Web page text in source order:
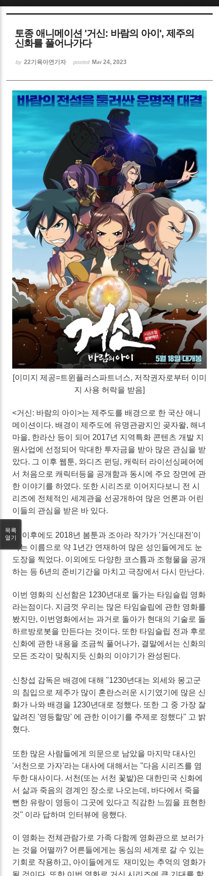
토종 애니메이션 '거신: 바람의 아이', 제주의
신화를 풀어나가다
by 22기육아연기자 posted May 24, 2023
[이미지 제공=트윈플러스파트너스, 저작권자로부터 이미
지 사용 허락을 받음]
<거신: 바람의 아이>는 제주도를 배경으로 한 국산 애니
메이션이다. 배경이 제주도에 유명관광지인 곶자왈, 해녀
마을, 한라산 등이 되어 2017년 지역특화 콘텐츠 개발 지
원사업에 선정되어 막대한 투자금을 받아 많은 관심을 받
았다. 그 이후 웹툰, 와디즈 펀딩, 캐릭터 라이선싱페어에
서 처음으로 캐릭터등을 공개함과 동시에 주요 장면에 관
한 이야기를 하였다. 또한 시리즈로 이어지다보니 전 시
리즈에 전체적인 세계관을 선공개하여 많은 언론과 어린
이들의 관심을 받은 바 있다.
그 이후에도 2018년 봄툰과 조아라 작가가 '거신대전'이
라는 이름으로 약 1년간 연재하여 많은 성인들에게도 눈
도장을 찍었다. 이외에도 다양한 코스튬과 조형물을 공개
하는 등 6년의 준비기간을 마치고 극장에서 다시 만난다.
이번 영화의 신선함은 1230년대로 돌가는 타임슬립 영화
라는점이다. 지금껏 우리는 많은 타임슬립에 관한 영화를
봤지만, 이번영화에서는 과거로 돌아가 현대의 기술로 돌
하르방로봇을 만든다는 것이다. 또한 타임슬립 전과 후로
신화에 관한 내용을 조금씩 풀어나가, 결말에서는 신화의
모든 조각이 맞춰지듯 신화의 이야기가 완성된다.
신창섭 감독은 배경에 대해 "1230년대는 외세와 몽고군
의 침입으로 제주가 많이 혼란스러운 시기였기에 많은 신
화가 나와 배경을 1230년대로 정했다. 또한 그 중 가장 잘
알려진 '영등할망' 에 관한 이야기를 주제로 정했다" 고 밝
혔다.
또한 많은 사람들에게 의문으로 남았을 마지막 대사인
'서천으로 가자'라는 대사에 대해서는 "다음 시리즈를 염
두한 대사이다. 서천(또는 서천 꽃밭)은 대한민국 신화에
서 삶과 죽음의 경계인 장소로 나오는데, 바다에서 죽을
뻔한 유랑이 영등이 그곳에 있다고 직감한 느낌을 표현한
것" 이라 답하며 인터뷰에 응했다.
이 영화는 전체관람가로 가족 다함께 영화관으로 보러가
는 것을 어떨까? 어른들에게는 동심의 세계로 갈 수 있는
기회로 작용하고, 아이들에게도 재미있는 추억의 영화가
될 것이다. 또한 이번 영화로 거신 시리즈에 큰 기대를 할
목록
열기
Sketchbook5, 스케치북5
Sketchbook5, 스케치북5